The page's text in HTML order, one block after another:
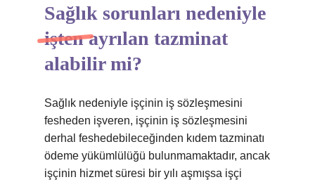
Sağlık sorunları nedeniyle
işten ayrılan tazminat
alabilir mi?
Sağlık nedeniyle işçinin iş sözleşmesini
fesheden işveren, işçinin iş sözleşmesini
derhal feshedebileceğinden kıdem tazminatı
ödeme yükümlülüğü bulunmamaktadır, ancak
işçinin hizmet süresi bir yılı aşmışsa işçi